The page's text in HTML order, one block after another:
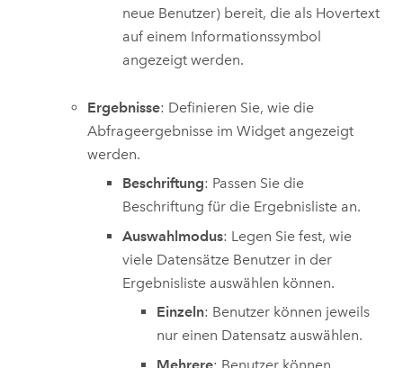
neue Benutzer) bereit, die als Hovertext
auf einem Informationssymbol
angezeigt werden.
Ergebnisse: Definieren Sie, wie die
Abfrageergebnisse im Widget angezeigt
werden.
Beschriftung: Passen Sie die
Beschriftung für die Ergebnisliste an.
Auswahlmodus: Legen Sie fest, wie
viele Datensätze Benutzer in der
Ergebnisliste auswählen können.
Einzeln: Benutzer können jeweils
nur einen Datensatz auswählen.